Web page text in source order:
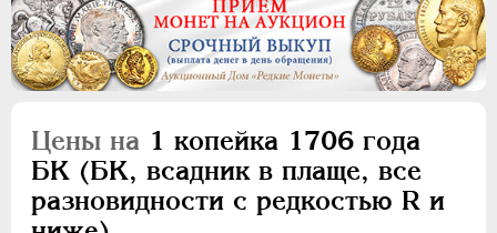
Цены на 1 копейка 1706 года
БК (БК, всадник в плаще, все
разновидности с редкостью R и
ПEТР I 1699 - 1725
Серебро
Медь
5 копеек